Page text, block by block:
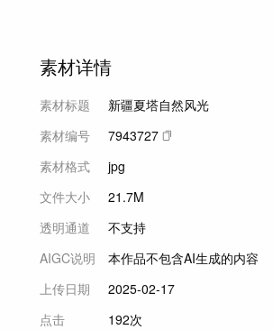
素材详情
素材标题
新疆夏塔自然风光
素材编号
7943727
素材格式
jpg
文件大小
21.7M
透明通道
不支持
AIGC说明
本作品不包含AI生成的内容
上传日期
2025-02-17
点击
192次